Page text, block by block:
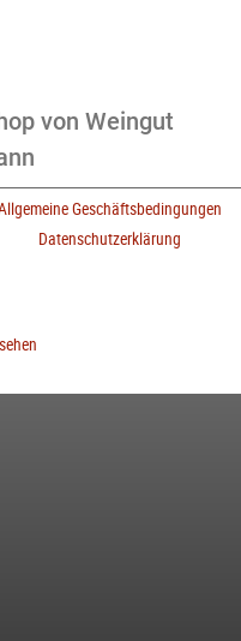
von Weingut
Geschäftsbedingungen
Datenschutzerklärung